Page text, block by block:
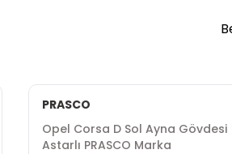
PRASCO
Opel Corsa D Sol Ayna Gövdesi
Astarlı PRASCO Marka